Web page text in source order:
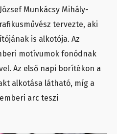
Munkácsy Mihály-
tervezte, aki
is alkotója. Az
motívumok fonódnak
Az első napi borítékon a
alkotása látható, míg a
arc teszi